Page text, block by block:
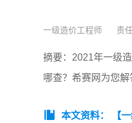
一级造价工程师 责
摘要：2021年一级
哪查？希赛网为您解
本文资料： 【